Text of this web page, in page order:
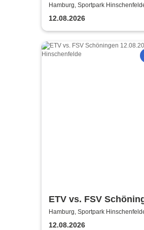
Regionalliga 26/27 |
Hinschenfelde
Hamburg, Sportpark
12.08.2026
ETV vs. FSV
Sportpark
Hamburg, Sportpark
12.08.2026